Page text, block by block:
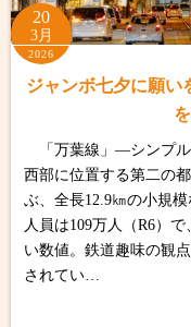
20
3月
2026
ジャンボ七夕に願い
「万葉線」—シンプル
西部に位置する第二の
ぶ、全長12.9㎞の小規
人員は109万人（R6）
い数値。鉄道趣味の観
されてい…